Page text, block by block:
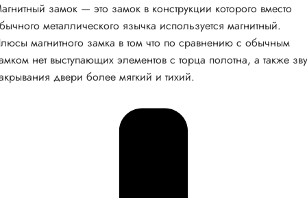
замок — это замок в конструкции которого вместо
металлического язычка используется магнитный.
магнитного замка в том что по сравнению с обычным
нет выступающих элементов с торца полотна, а также
двери более мягкий и тихий.